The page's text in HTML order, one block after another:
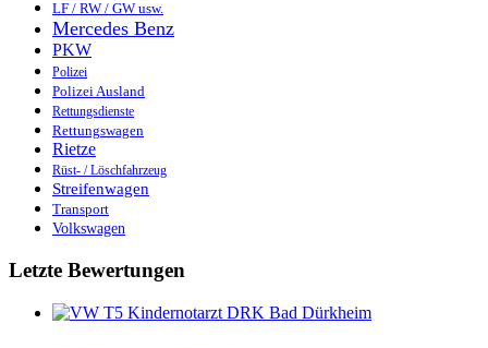
LF / RW / GW usw.
Mercedes Benz
PKW
Polizei
Polizei Ausland
Rettungsdienste
Rettungswagen
Rietze
Rüst- / Löschfahrzeug
Streifenwagen
Transport
Volkswagen
Letzte Bewertungen